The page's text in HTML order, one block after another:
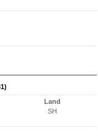
Land
SH